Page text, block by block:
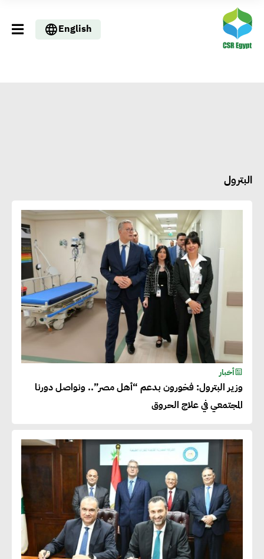
English
البترول
أخبار
وزير البترول: فخورون بدعم “أهل مصر”.. ونواصل دورنا
المجتمعي في علاج الحروق